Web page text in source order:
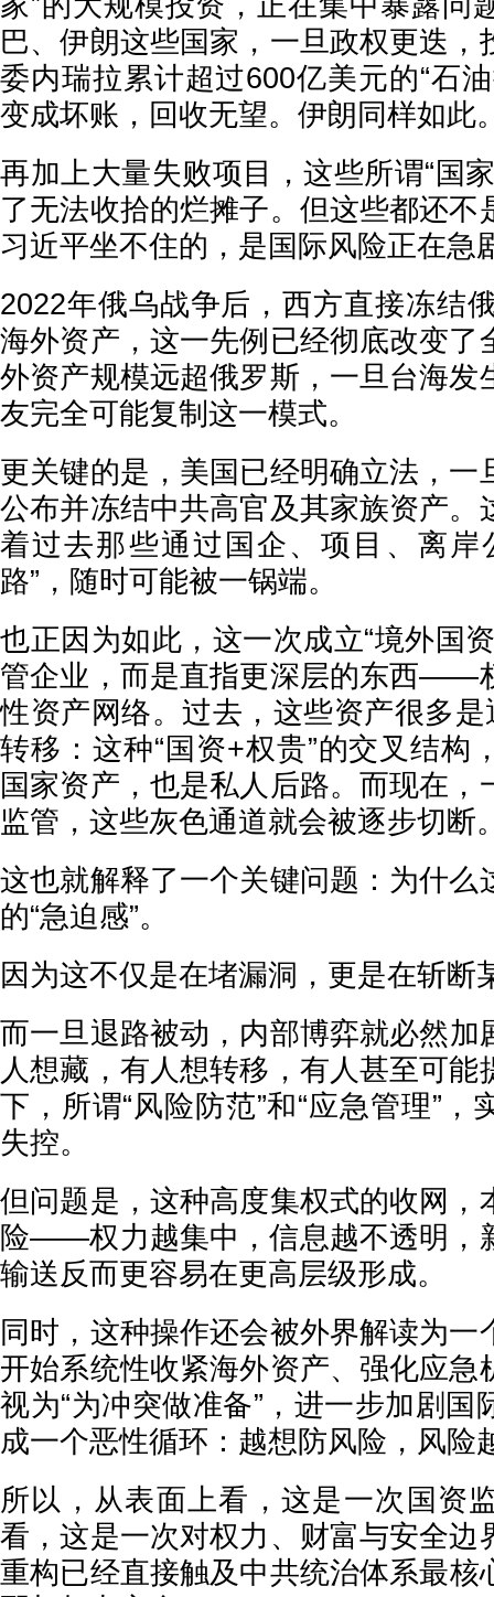
巴、伊朗这些国家，一旦政权更迭，
委内瑞拉累计超过600亿美元的“石
变成坏账，回收无望。伊朗同样如此
再加上大量失败项目，这些所谓“国
了无法收拾的烂摊子。但这些都还不
习近平坐不住的，是国际风险正在急
2022年俄乌战争后，西方直接冻结
海外资产，这一先例已经彻底改变了
外资产规模远超俄罗斯，一旦台海发
友完全可能复制这一模式。
更关键的是，美国已经明确立法，一
公布并冻结中共高官及其家族资产。
着过去那些通过国企、项目、离岸
路”，随时可能被一锅端。
也正因为如此，这一次成立“境外国
管企业，而是直指更深层的东西——
性资产网络。过去，这些资产很多是
转移：这种“国资+权贵”的交叉结构
国家资产，也是私人后路。而现在，
监管，这些灰色通道就会被逐步切断
这也就解释了一个关键问题：为什么
的“急迫感”。
因为这不仅是在堵漏洞，更是在斩断
而一旦退路被动，内部博弈就必然
人想藏，有人想转移，有人甚至可能
下，所谓“风险防范”和“应急管理”，
失控。
但问题是，这种高度集权式的收网，
险——权力越集中，信息越不透明，
输送反而更容易在更高层级形成。
同时，这种操作还会被外界解读为一
开始系统性收紧海外资产、强化应急
视为“为冲突做准备”，进一步加剧国
成一个恶性循环：越想防风险，风险
所以，从表面上看，这是一次国资
看，这是一次对权力、财富与安全边
重构已经直接触及中共统治体系最